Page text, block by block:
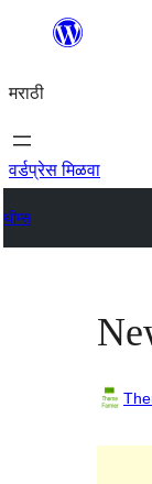
सामुग्रीवर
मराठी
वर्डप्रेस मिळवा
थीम्स